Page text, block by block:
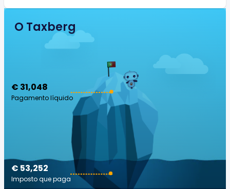
O Taxberg
€ 31,048
Pagamento líquido
€ 53,252
Imposto que paga